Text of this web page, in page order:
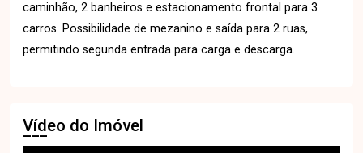
caminhão, 2 banheiros e estacionamento frontal para 3
carros. Possibilidade de mezanino e saída para 2 ruas,
permitindo segunda entrada para carga e descarga.
Vídeo do Imóvel